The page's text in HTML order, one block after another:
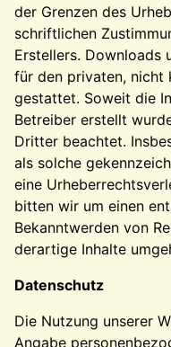
der Grenzen des
schriftlichen
Erstellers. Downloads
für den privaten, nicht
gestattet. Soweit die
Betreiber erstellt
Dritter beachtet.
als solche
eine
bitten wir um einen
Bekanntwerden von
derartige Inhalte
Datenschutz
Die Nutzung unserer
Angabe